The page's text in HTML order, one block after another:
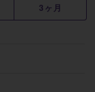
3ヶ月